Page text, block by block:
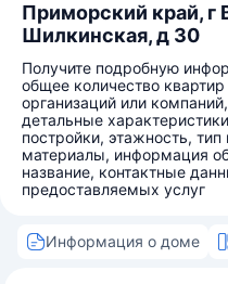
Приморский край, г
Шилкинская, д 30
Получите подробную
общее количество
организаций или
детальные
постройки, этажность,
материалы, информация
название, контактные
предоставляемых услуг
Информация о доме